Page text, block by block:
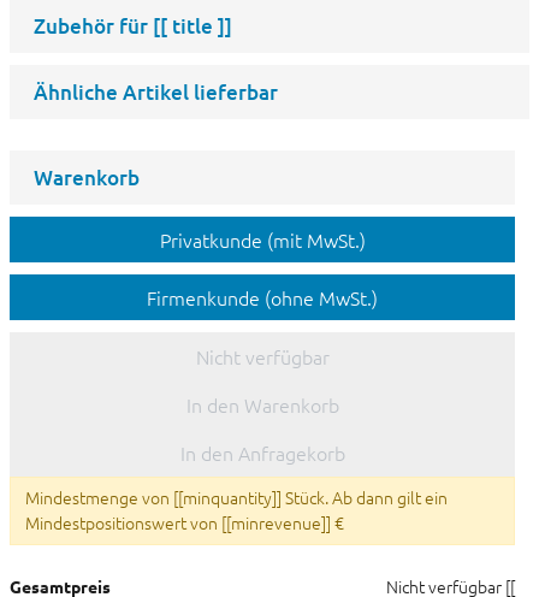
Zubehör für [[ title ]]
Ähnliche Artikel lieferbar
Warenkorb
Privatkunde (mit MwSt.)
Firmenkunde (ohne MwSt.)
Nicht verfügbar
In den Warenkorb
In den Anfragekorb
Mindestmenge von [[minquantity]] Stück. Ab dann gilt ein
Mindestpositionswert von [[minrevenue]] €
Gesamtpreis Nicht verfügbar [[